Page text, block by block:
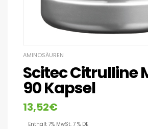
AMINOSÄUREN
Scitec Citrulline
90 Kapsel
13,52€
Enthält 7% MwSt. 7 % DE